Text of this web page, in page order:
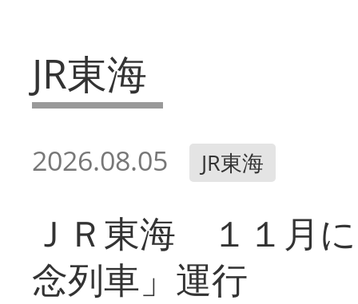
JR東海
2026.08.05 JR東海
ＪＲ東海 １１月
念列車」運行